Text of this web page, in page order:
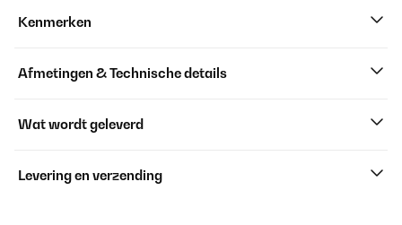
Kenmerken
Afmetingen & Technische details
Wat wordt geleverd
Levering en verzending